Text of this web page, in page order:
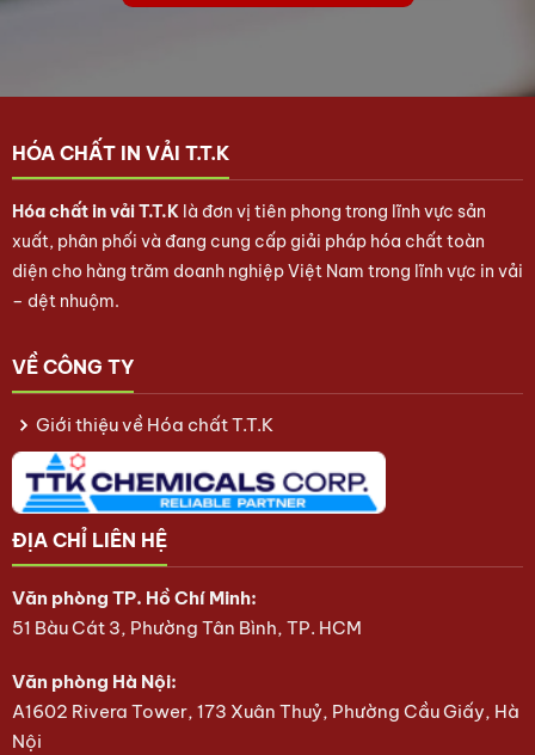
HÓA CHẤT IN VẢI T.T.K
Hóa chất in vải T.T.Klà đơn vị tiên phong trong lĩnh vực sản
xuất, phân phối và đang cung cấp giải pháp hóa chất toàn
diện cho hàng trăm doanh nghiệp Việt Nam trong lĩnh vực in vải
– dệt nhuộm.
VỀ CÔNG TY
Giới thiệu về Hóa chất T.T.K
ĐỊA CHỈ LIÊN HỆ
Văn phòng TP. Hồ Chí Minh:
51 Bàu Cát 3, Phường Tân Bình, TP. HCM
Văn phòng Hà Nội:
A1602 Rivera Tower, 173 Xuân Thuỷ, Phường Cầu Giấy, Hà
Nội